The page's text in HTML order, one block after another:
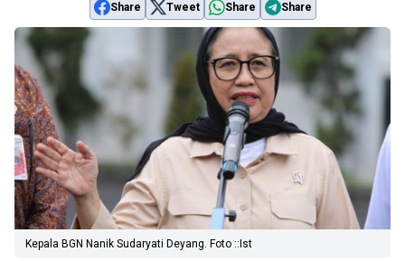
Share Tweet Share Share
Kepala BGN Nanik Sudaryati Deyang. Foto ::Ist